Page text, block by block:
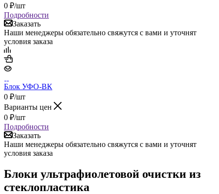
0 ₽/шт
Подробности
Заказать
Наши менеджеры обязательно свяжутся с вами и уточнят
условия заказа
Блок УФО-ВК
0 ₽/шт
Варианты цен
0 ₽/шт
Подробности
Заказать
Наши менеджеры обязательно свяжутся с вами и уточнят
условия заказа
Блоки ультрафиолетовой очистки из
стеклопластика